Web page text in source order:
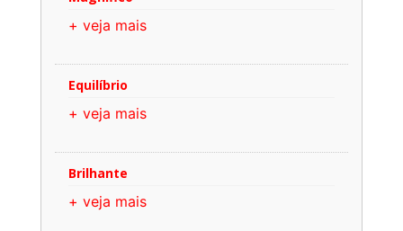
+ veja mais
Equilíbrio
+ veja mais
Brilhante
+ veja mais